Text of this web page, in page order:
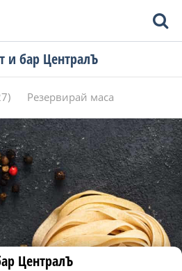
и бар ЦентралЪ
Резервирай маса
ЦентралЪ